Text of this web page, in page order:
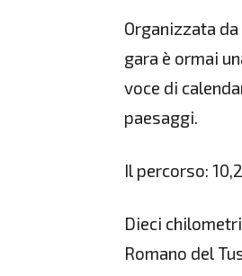
Organizzata da
gara è ormai
voce di
paesaggi.
Il percorso:
Dieci
Romano del